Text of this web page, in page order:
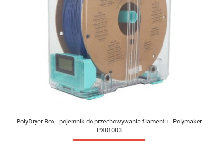
PolyDryer Box - pojemnik do przechowywania filamentu - Polymaker
PX01003